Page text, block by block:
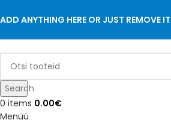
ADD ANYTHING HERE OR JUST REMOVE
Search
0 items 0.00€
Menüü